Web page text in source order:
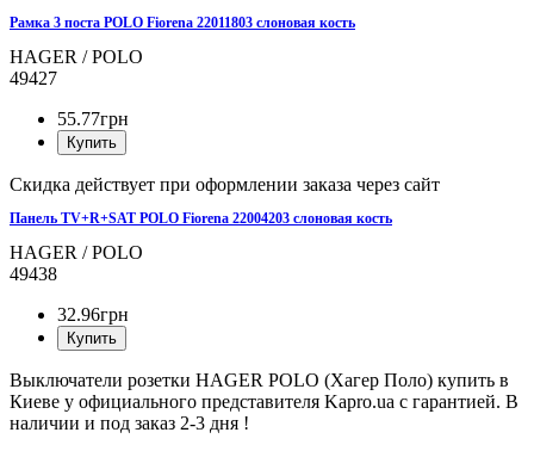
Рамка 3 поста POLO Fiorena 22011803 слоновая кость
HAGER / POLO
49427
55.77грн
Купить
Скидка действует при оформлении заказа через сайт
Панель TV+R+SAT POLO Fiorena 22004203 слоновая кость
HAGER / POLO
49438
32.96грн
Купить
Выключатели розетки HAGER POLO (Хагер Поло) купить в
Киеве у официального представителя Kapro.ua с гарантией. В
наличии и под заказ 2-3 дня !